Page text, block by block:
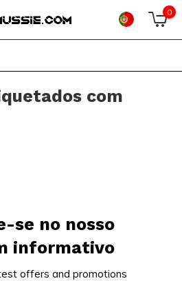
0
com
se no nosso
informativo
offers and promotions